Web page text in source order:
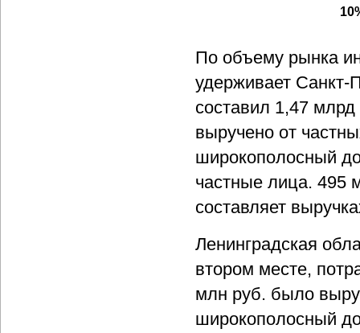
По объему рынка
удерживает Санкт-
составил 1,47
выручено от
широкополосный
частные лица. 495
составляет
Ленинградская
втором месте,
млн руб. было
широкополосный